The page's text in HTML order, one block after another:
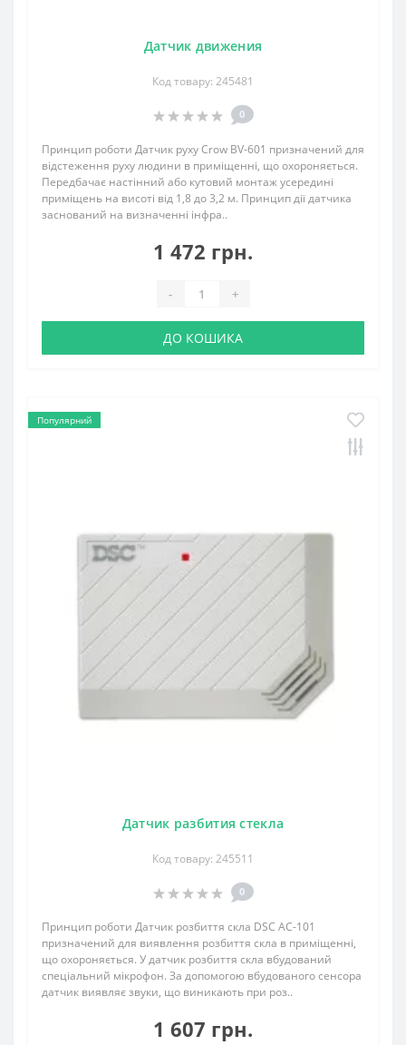
Датчик движения
Код товару: 245481
0
Принцип роботи Датчик руху Crow BV-601 призначений для
відстеження руху людини в приміщенні, що охороняється.
Передбачає настінний або кутовий монтаж усередині
приміщень на висоті від 1,8 до 3,2 м. Принцип дії датчика
заснований на визначенні інфра..
1 472 грн.
- +
ДО КОШИКА
Популярний
Датчик разбития стекла
Код товару: 245511
0
Принцип роботи Датчик розбиття скла DSC AC-101
призначений для виявлення розбиття скла в приміщенні,
що охороняється. У датчик розбиття скла вбудований
спеціальний мікрофон. За допомогою вбудованого сенсора
датчик виявляє звуки, що виникають при роз..
1 607 грн.